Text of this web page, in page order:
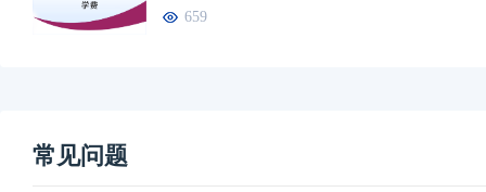
659
常见问题